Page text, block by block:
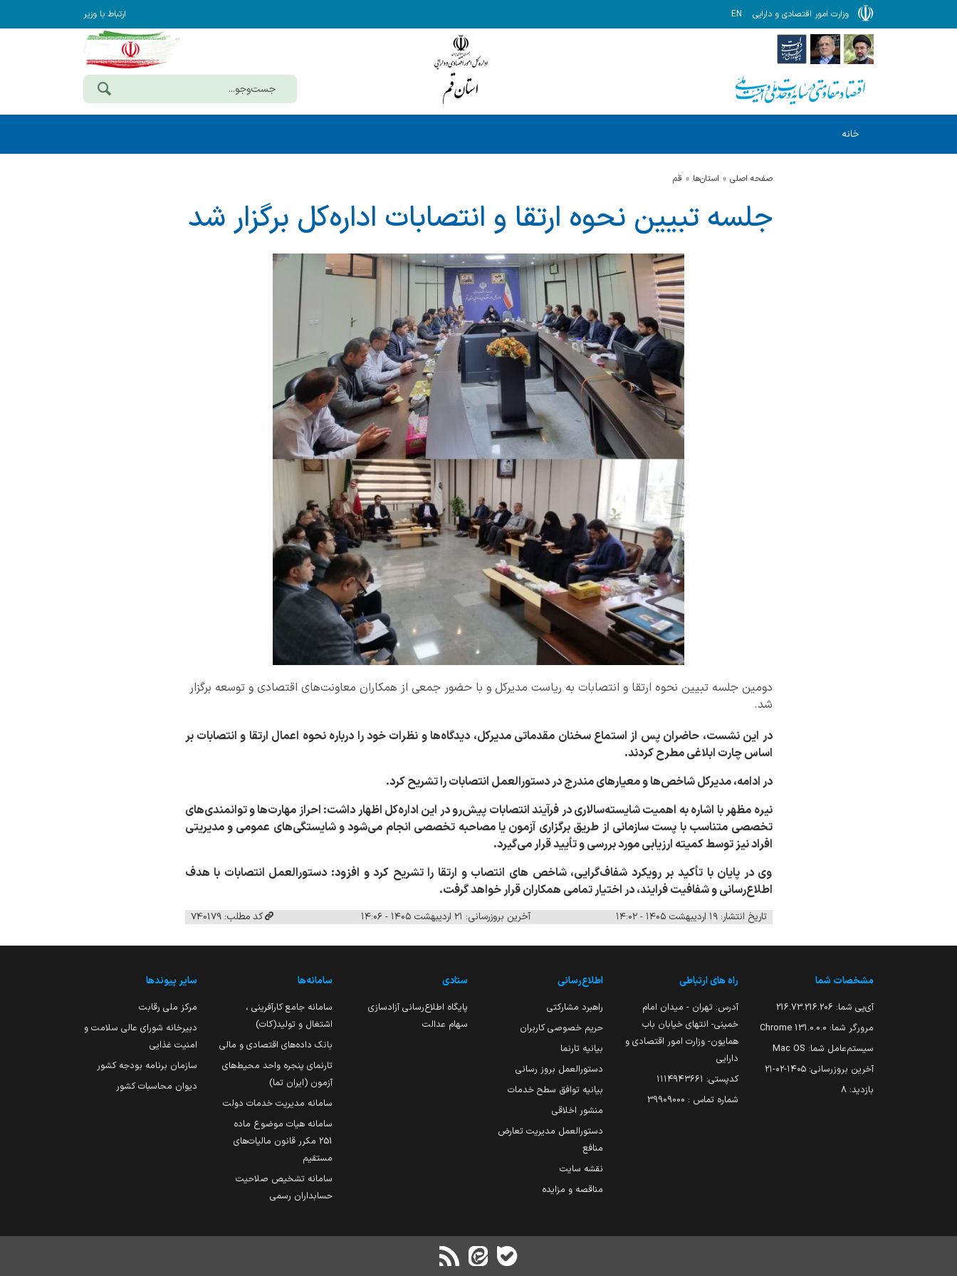
وزارت امور اقتصادی و دارایی EN ارتباط با وزیر
خانه
صفحه اصلی استان‌ها قم
جلسه تبیین نحوه ارتقا و انتصابات اداره‌کل برگزار شد
دومین جلسه تبیین نحوه ارتقا و انتصابات به ریاست مدیرکل و با حضور جمعی از همکاران معاونت‌های اقتصادی و توسعه برگزار
شد.
در این نشست، حاضران پس از استماع سخنان مقدماتی مدیرکل، دیدگاه‌ها و نظرات خود را درباره نحوه اعمال ارتقا و انتصابات بر
اساس چارت ابلاغی مطرح کردند.
در ادامه، مدیرکل شاخص‌ها و معیارهای مندرج در دستورالعمل انتصابات را تشریح کرد.
نیره مظهر با اشاره به اهمیت شایسته‌سالاری در فرآیند انتصابات پیش‌رو در این اداره‌کل اظهار داشت: احراز مهارت‌ها و توانمندی‌های
تخصصی متناسب با پست سازمانی از طریق برگزاری آزمون یا مصاحبه تخصصی انجام می‌شود و شایستگی‌های عمومی و مدیریتی
افراد نیز توسط کمیته ارزیابی مورد بررسی و تأیید قرار می‌گیرد.
وی در پایان با تأکید بر رویکرد شفاف‌گرایی، شاخص های انتصاب و ارتقا را تشریح کرد و افزود: دستورالعمل انتصابات با هدف
اطلاع‌رسانی و شفافیت فرایند، در اختیار تمامی همکاران قرار خواهد گرفت.
تاریخ انتشار: ۱۹ اردیبهشت ۱۴۰۵ - ۱۴:۰۲ آخرین بروزرسانی: ۲۱ اردیبهشت ۱۴۰۵ - ۱۴:۰۶ کد مطلب: 740179
مشخصات شما
آی‌پی شما: 216.73.216.206
مرورگر شما: 131.0.0.0 Chrome
سیستم‌عامل شما: Mac OS
آخرین بروزرسانی: ۱۴۰۵-۰۲-۲۱
بازدید: 8
راه های ارتباطی
آدرس: تهران - میدان امام
خمینی- انتهای خیابان باب
همایون- وزارت امور اقتصادی و
دارایی
کدپستی: ۱۱۱۴۹۴۳۶۶۱
شماره تماس : 39909000
اطلاع‌رسانی
راهبرد مشارکتی
حریم خصوصی کاربران
بیانیه تارنما
دستورالعمل بروز رسانی
بیانیه توافق سطح خدمات
منشور اخلاقی
دستورالعمل مدیریت تعارض
منافع
نقشه سایت
مناقصه و مزایده
ستادی
پایگاه اطلاع‌رسانی آزادسازی
سهام عدالت
سامانه‌ها
سامانه جامع کارآفرینی ،
اشتغال و تولید(کات)
بانک داده‌های اقتصادی و مالی
تارنمای پنجره واحد محیط‌های
آزمون (ایران تما)
سامانه مدیریت خدمات دولت
سامانه هیات موضوع ماده
251 مکرر قانون مالیات‌های
مستقیم
سامانه تشخیص صلاحیت
حسابداران رسمی
سایر پیوندها
مرکز ملی رقابت
دبیرخانه شورای عالی سلامت و
امنیت غذایی
سازمان برنامه بودجه کشور
دیوان محاسبات کشور